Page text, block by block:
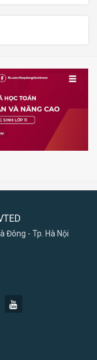
Đông - Tp. Hà Nội